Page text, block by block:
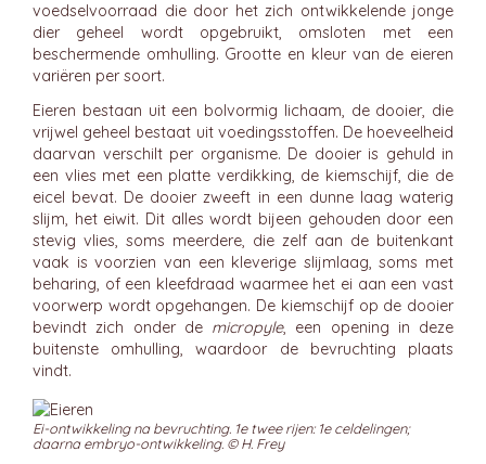
voedselvoorraad die door het zich ontwikkelende jonge
dier geheel wordt opgebruikt, omsloten met een
beschermende omhulling. Grootte en kleur van de eieren
variëren per soort.
Eieren bestaan uit een bolvormig lichaam, de dooier, die
vrijwel geheel bestaat uit voedingsstoffen. De hoeveelheid
daarvan verschilt per organisme. De dooier is gehuld in
een vlies met een platte verdikking, de kiemschijf, die de
eicel bevat. De dooier zweeft in een dunne laag waterig
slijm, het eiwit. Dit alles wordt bijeen gehouden door een
stevig vlies, soms meerdere, die zelf aan de buitenkant
vaak is voorzien van een kleverige slijmlaag, soms met
beharing, of een kleefdraad waarmee het ei aan een vast
voorwerp wordt opgehangen. De kiemschijf op de dooier
bevindt zich onder de micropyle, een opening in deze
buitenste omhulling, waardoor de bevruchting plaats
vindt.
Ei-ontwikkeling na bevruchting. 1e twee rijen: 1e celdelingen;
daarna embryo-ontwikkeling. © H. Frey